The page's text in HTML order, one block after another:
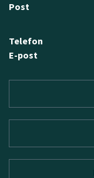
Post
Telefon
E-post